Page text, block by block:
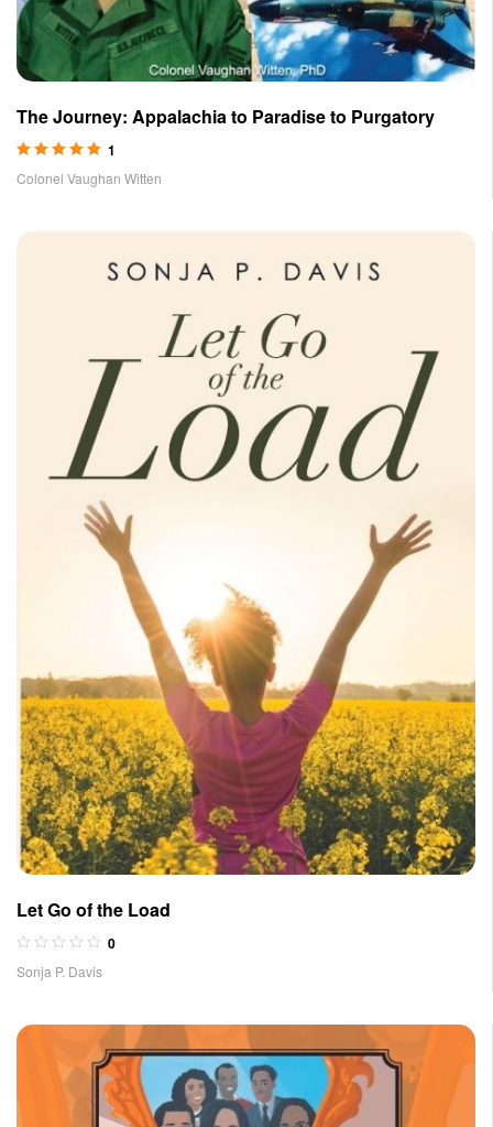
The Journey: Appalachia to Paradise to Purgatory
1
Colonel Vaughan Witten
Let Go of the Load
0
Sonja P. Davis